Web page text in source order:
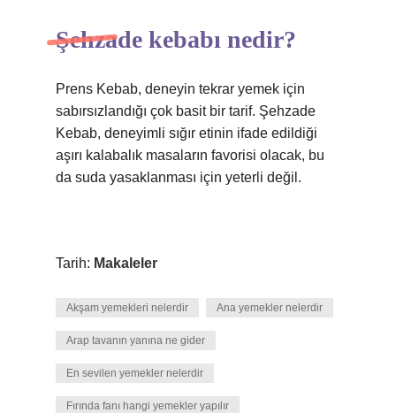
Şehzade kebabı nedir?
Prens Kebab, deneyin tekrar yemek için
sabırsızlandığı çok basit bir tarif. Şehzade
Kebab, deneyimli sığır etinin ifade edildiği
aşırı kalabalık masaların favorisi olacak, bu
da suda yasaklanması için yeterli değil.
Tarih: Makaleler
Akşam yemekleri nelerdir Ana yemekler nelerdir
Arap tavanın yanına ne gider
En sevilen yemekler nelerdir
Fırında fanı hangi yemekler yapılır